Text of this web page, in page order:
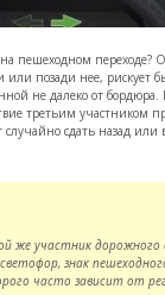
пешеходном переходе?
или позади нее,
не далеко от
третьим участником
сдать назад или
же участник дорожного
знак
часто зависит от